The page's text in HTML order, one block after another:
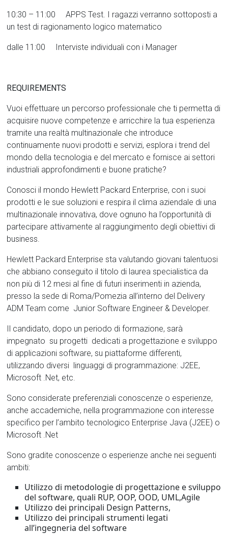
10:30 – 11:00 APPS Test. I ragazzi verranno sottoposti a
un test di ragionamento logico matematico
dalle 11:00 Interviste individuali con i Manager
REQUIREMENTS
Vuoi effettuare un percorso professionale che ti permetta di
acquisire nuove competenze e arricchire la tua esperienza
tramite una realtà multinazionale che introduce
continuamente nuovi prodotti e servizi, esplora i trend del
mondo della tecnologia e del mercato e fornisce ai settori
industriali approfondimenti e buone pratiche?
Conosci il mondo Hewlett Packard Enterprise, con i suoi
prodotti e le sue soluzioni e respira il clima aziendale di una
multinazionale innovativa, dove ognuno ha l’opportunità di
partecipare attivamente al raggiungimento degli obiettivi di
business.
Hewlett Packard Enterprise sta valutando giovani talentuosi
che abbiano conseguito il titolo di laurea specialistica da
non più di 12 mesi al fine di futuri inserimenti in azienda,
presso la sede di Roma/Pomezia all’interno del Delivery
ADM Team come Junior Software Engineer & Developer.
Il candidato, dopo un periodo di formazione, sarà
impegnato su progetti dedicati a progettazione e sviluppo
di applicazioni software, su piattaforme differenti,
utilizzando diversi linguaggi di programmazione: J2EE,
Microsoft .Net, etc.
Sono considerate preferenziali conoscenze o esperienze,
anche accademiche, nella programmazione con interesse
specifico per l’ambito tecnologico Enterprise Java (J2EE) o
Microsoft .Net
Sono gradite conoscenze o esperienze anche nei seguenti
ambiti:
Utilizzo di metodologie di progettazione e sviluppo
del software, quali RUP, OOP, OOD, UML,Agile
Utilizzo dei principali Design Patterns,
Utilizzo dei principali strumenti legati
all’ingegneria del software